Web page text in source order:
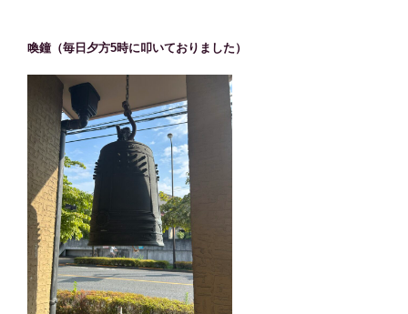
喚鐘（毎日夕方5時に叩いておりました）